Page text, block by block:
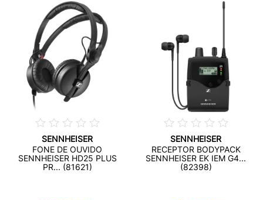
SENNHEISER
FONE DE OUVIDO
SENNHEISER HD25 PLUS
PR... (81621)
SENNHEISER
RECEPTOR BODYPACK
SENNHEISER EK IEM G4...
(82398)